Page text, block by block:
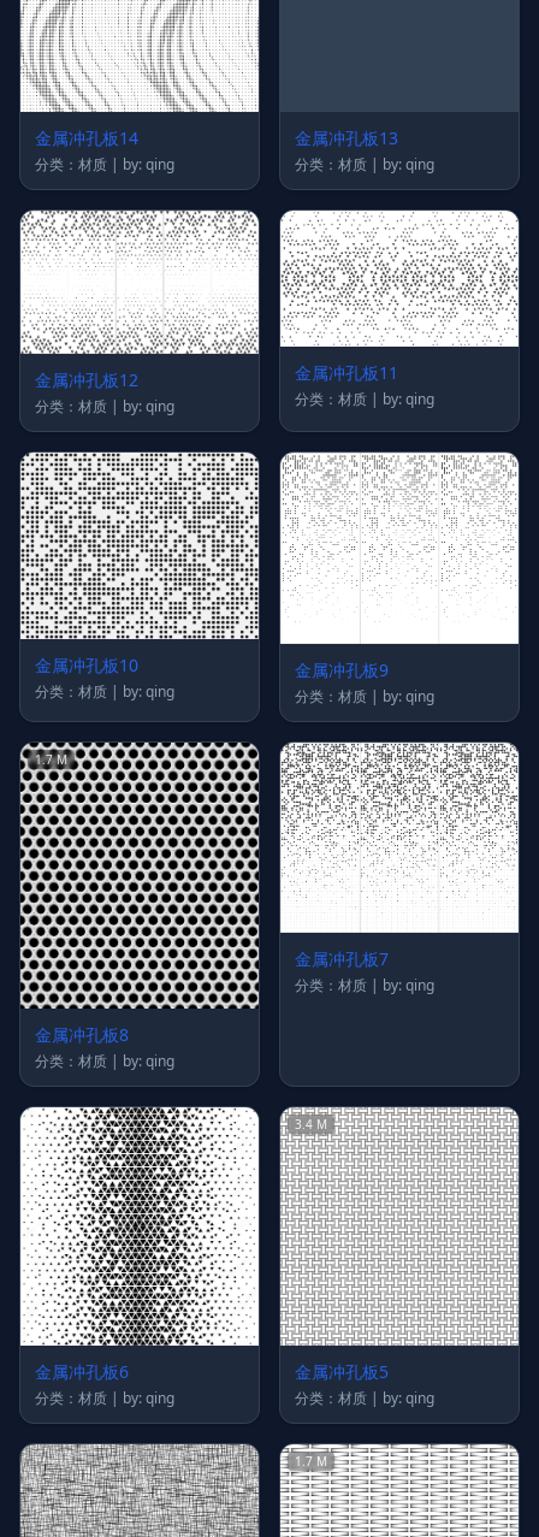
金属冲孔板14
分类：材质 | by: qing
金属冲孔板13
分类：材质 | by: qing
金属冲孔板12
分类：材质 | by: qing
金属冲孔板11
分类：材质 | by: qing
金属冲孔板10
分类：材质 | by: qing
金属冲孔板9
分类：材质 | by: qing
1.7 M
金属冲孔板8
分类：材质 | by: qing
金属冲孔板7
分类：材质 | by: qing
金属冲孔板6
分类：材质 | by: qing
3.4 M
金属冲孔板5
分类：材质 | by: qing
1.7 M